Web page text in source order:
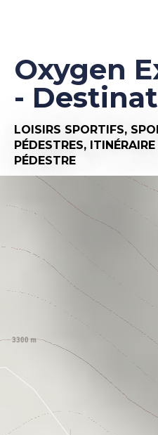
Oxygen
-
LOISIRS SPORTIFS,
PÉDESTRES,
PÉDESTRE